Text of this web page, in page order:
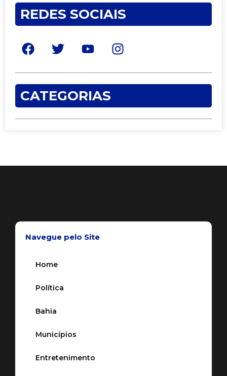
REDES SOCIAIS
CATEGORIAS
Navegue pelo Site
Home
Política
Bahia
Municípios
Entretenimento